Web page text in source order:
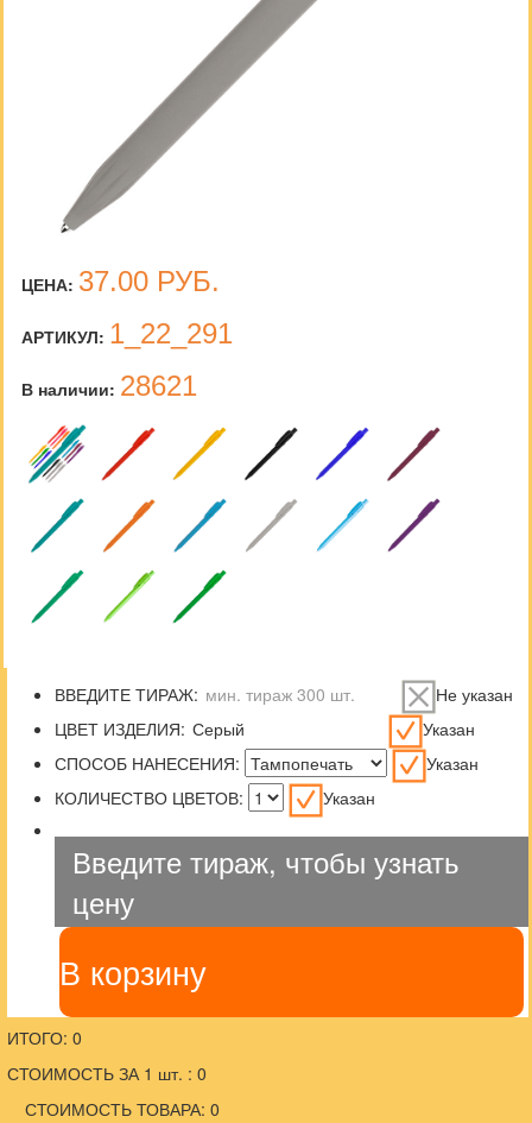
ЦЕНА: 37.00 РУБ.
АРТИКУЛ: 1_22_291
В наличии: 28621
ВВЕДИТЕ ТИРАЖ:
Не указан
ЦВЕТ ИЗДЕЛИЯ:
Указан
СПОСОБ НАНЕСЕНИЯ:
Указан
КОЛИЧЕСТВО ЦВЕТОВ:
Указан
Введите тираж, чтобы узнать
цену
В корзину
ИТОГО: 0
СТОИМОСТЬ ЗА 1 шт. : 0
СТОИМОСТЬ ТОВАРА: 0